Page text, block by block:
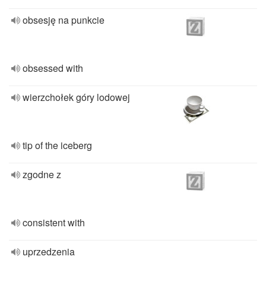
obsesję na punkcie
obsessed with
wierzchołek góry lodowej
tip of the iceberg
zgodne z
consistent with
uprzedzenia